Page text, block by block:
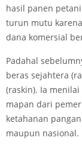
hasil panen
turun mutu
dana komersial
Padahal
beras sejahtera
(raskin). Ia
mapan dari
ketahanan
maupun nasional.